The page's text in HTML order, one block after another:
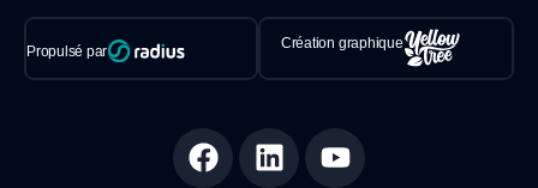
Propulsé par Création graphique